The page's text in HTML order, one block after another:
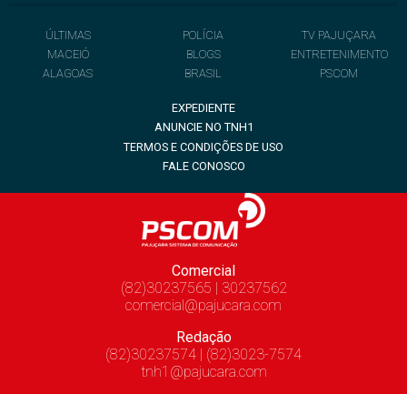
ÚLTIMAS
MACEIÓ
ALAGOAS
POLÍCIA
BLOGS
BRASIL
TV PAJUÇARA
ENTRETENIMENTO
PSCOM
EXPEDIENTE
ANUNCIE NO TNH1
TERMOS E CONDIÇÕES DE USO
FALE CONOSCO
Comercial
(82)30237565 | 30237562
comercial@pajucara.com
Redação
(82)30237574 | (82)3023-7574
tnh1@pajucara.com